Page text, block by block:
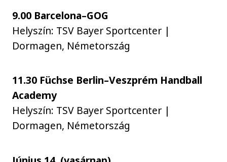
9.00 Barcelona–GOG
Helyszín: TSV Bayer Sportcenter |
Dormagen, Németország
11.30 Füchse Berlin–Veszprém Handball
Academy
Helyszín: TSV Bayer Sportcenter |
Dormagen, Németország